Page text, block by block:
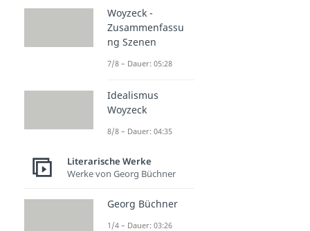
Woyzeck -
Zusammenfassu
ng Szenen
7/8 – Dauer: 05:28
Idealismus
Woyzeck
8/8 – Dauer: 04:35
Literarische Werke
Werke von Georg Büchner
Georg Büchner
1/4 – Dauer: 03:26